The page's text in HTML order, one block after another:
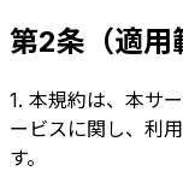
第2条（適用
1. 本規約は、本サ
ービスに関し、利
す。